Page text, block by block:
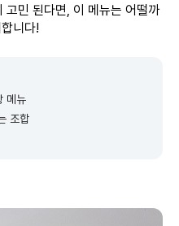
고민 된다면, 이 메뉴는 어떨까
니다!
메뉴
조합